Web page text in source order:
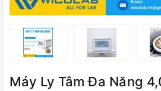
Máy Ly Tâm Đa Năng